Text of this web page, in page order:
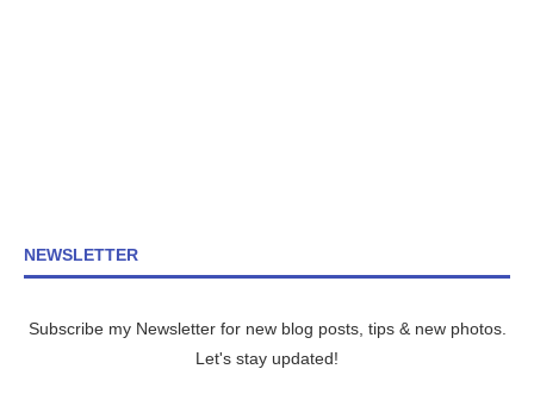
NEWSLETTER
Subscribe my Newsletter for new blog posts, tips & new photos.
Let's stay updated!